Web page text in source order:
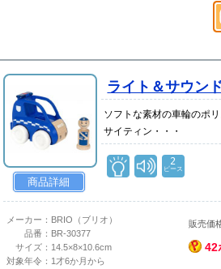
商品詳細
ライト＆サウン
ソフトな素材の車輪のポ
サイティン・・・
2
ピース
メーカー： BRIO（ブリオ）
品番： BR-30377
サイズ： 14.5×8×10.6cm
対象年令： 1才6か月から
販売価
42